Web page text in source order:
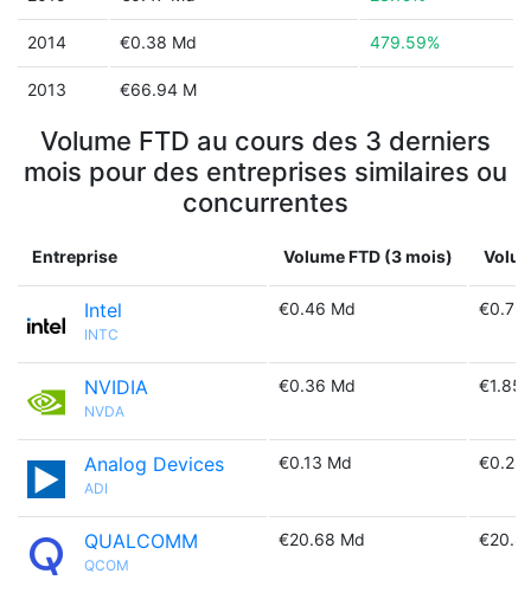
2014 €0.38 Md 479.59%
2013 €66.94 M
Volume FTD au cours des 3 derniers
mois pour des entreprises similaires ou
concurrentes
Entreprise Volume FTD (3 mois)
Intel
INTC
€0.46 Md €0.76
NVIDIA
NVDA
€0.36 Md €1.85
Analog Devices
ADI
€0.13 Md €0.28
QUALCOMM
QCOM
€20.68 Md